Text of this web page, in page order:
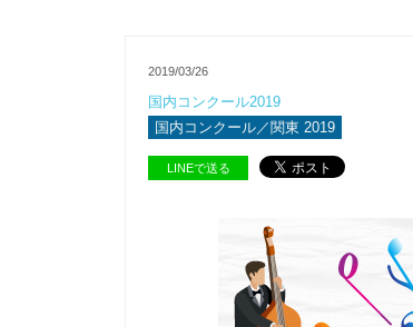
2019/03/26
国内コンクール2019
国内コンクール／関東 2019
LINEで送る